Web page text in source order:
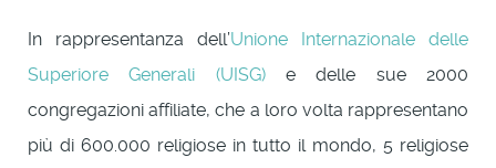
In rappresentanza dell’Unione Internazionale delle
Superiore Generali (UISG)e delle sue 2000
congregazioni affiliate, che a loro volta rappresentano
più di 600.000 religiose in tutto il mondo, 5 religiose